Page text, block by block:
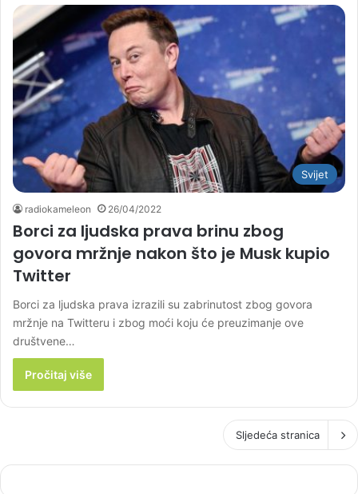
Svijet
radiokameleon 26/04/2022
Borci za ljudska prava brinu zbog
govora mržnje nakon što je Musk kupio
Twitter
Borci za ljudska prava izrazili su zabrinutost zbog govora
mržnje na Twitteru i zbog moći koju će preuzimanje ove
društvene…
Pročitaj više
Sljedeća stranica